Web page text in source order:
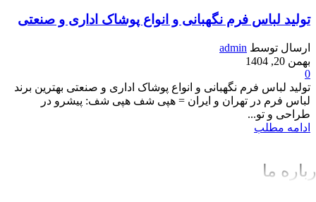
تولید لباس فرم نگهبانی و انواع پوشاک اداری و صنعتی
ارسال توسط admin
بهمن 20, 1404
0
تولید لباس فرم نگهبانی و انواع پوشاک اداری و صنعتی بهترین برند
لباس فرم در تهران و ایران = هپی شف هپی شف: پیشرو در
طراحی و تو...
ادامه مطلب
ما